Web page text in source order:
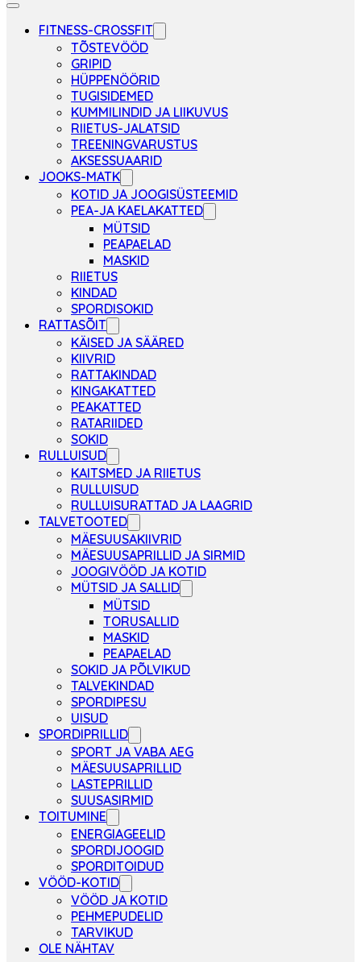
FITNESS-CROSSFIT
TÕSTEVÖÖD
GRIPID
HÜPPENÖÖRID
TUGISIDEMED
KUMMILINDID JA LIIKUVUS
RIIETUS-JALATSID
TREENINGVARUSTUS
AKSESSUAARID
JOOKS-MATK
KOTID JA JOOGISÜSTEEMID
PEA-JA KAELAKATTED
MÜTSID
PEAPAELAD
MASKID
RIIETUS
KINDAD
SPORDISOKID
RATTASÕIT
KÄISED JA SÄÄRED
KIIVRID
RATTAKINDAD
KINGAKATTED
PEAKATTED
RATARIIDED
SOKID
RULLUISUD
KAITSMED JA RIIETUS
RULLUISUD
RULLUISURATTAD JA LAAGRID
TALVETOOTED
MÄESUUSAKIIVRID
MÄESUUSAPRILLID JA SIRMID
JOOGIVÖÖD JA KOTID
MÜTSID JA SALLID
MÜTSID
TORUSALLID
MASKID
PEAPAELAD
SOKID JA PÕLVIKUD
TALVEKINDAD
SPORDIPESU
UISUD
SPORDIPRILLID
SPORT JA VABA AEG
MÄESUUSAPRILLID
LASTEPRILLID
SUUSASIRMID
TOITUMINE
ENERGIAGEELID
SPORDIJOOGID
SPORDITOIDUD
VÖÖD-KOTID
VÖÖD JA KOTID
PEHMEPUDELID
TARVIKUD
OLE NÄHTAV